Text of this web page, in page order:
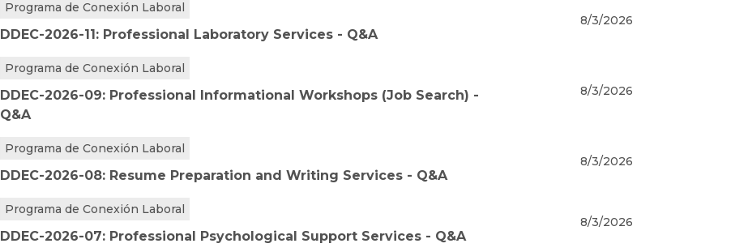
Programa de Conexión Laboral
DDEC-2026-11: Professional Laboratory Services - Q&A
8/3/2026
Programa de Conexión Laboral
DDEC-2026-09: Professional Informational Workshops (Job Search) -
Q&A
8/3/2026
Programa de Conexión Laboral
DDEC-2026-08: Resume Preparation and Writing Services - Q&A
8/3/2026
Programa de Conexión Laboral
DDEC-2026-07: Professional Psychological Support Services - Q&A
8/3/2026